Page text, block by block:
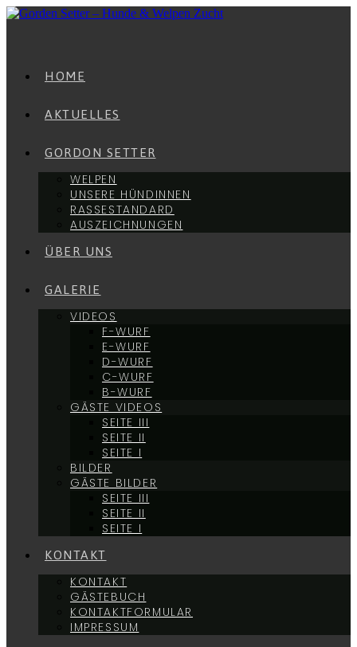
Zum
HOME
AKTUELLES
GORDON SETTER
WELPEN
UNSERE HÜNDINNEN
RASSESTANDARD
AUSZEICHNUNGEN
ÜBER UNS
GALERIE
VIDEOS
F-WURF
E-WURF
D-WURF
C-WURF
B-WURF
GÄSTE VIDEOS
SEITE III
SEITE II
SEITE I
BILDER
GÄSTE BILDER
SEITE III
SEITE II
SEITE I
KONTAKT
KONTAKT
GÄSTEBUCH
KONTAKTFORMULAR
IMPRESSUM